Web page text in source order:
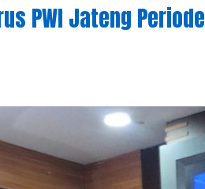
PWI Jateng Periode